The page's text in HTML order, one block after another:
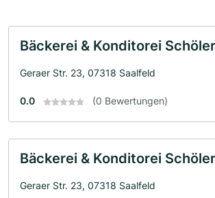
Bäckerei & Konditorei Schöler
Geraer Str. 23, 07318 Saalfeld
0.0 (0 Bewertungen)
Bäckerei & Konditorei Schöler
Geraer Str. 23, 07318 Saalfeld